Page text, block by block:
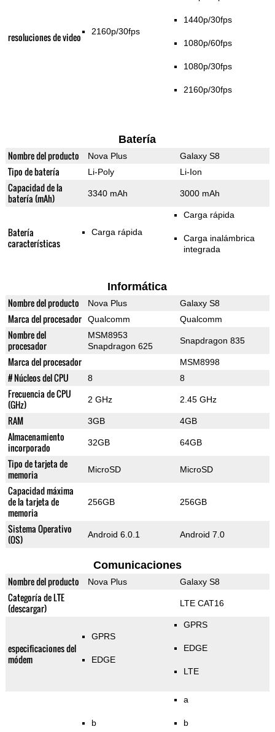
resoluciones de video 2160p/30fps
1440p/30fps
1080p/60fps
1080p/30fps
2160p/30fps
Batería
Nombre del producto Nova Plus Galaxy S8
Tipo de batería Li-Poly Li-Ion
Capacidad de la
batería (mAh)
3340 mAh 3000 mAh
Batería
características
Carga rápida
Carga rápida
Carga inalámbrica
integrada
Informática
Nombre del producto Nova Plus Galaxy S8
Marca del procesador Qualcomm Qualcomm
Nombre del
procesador
MSM8953
Snapdragon 625
Snapdragon 835
Marca del procesador MSM8998
# Núcleos del CPU 8 8
Frecuencia de CPU
(GHz)
2 GHz 2.45 GHz
RAM 3GB 4GB
Almacenamiento
incorporado
32GB 64GB
Tipo de tarjeta de
memoria
MicroSD MicroSD
Capacidad máxima
de la tarjeta de
memoria
256GB 256GB
Sistema Operativo
(OS)
Android 6.0.1 Android 7.0
Comunicaciones
Nombre del producto Nova Plus Galaxy S8
Categoría de LTE
(descargar)
LTE CAT16
especificaciones del
módem
GPRS
EDGE
GPRS
EDGE
LTE
b
a
b